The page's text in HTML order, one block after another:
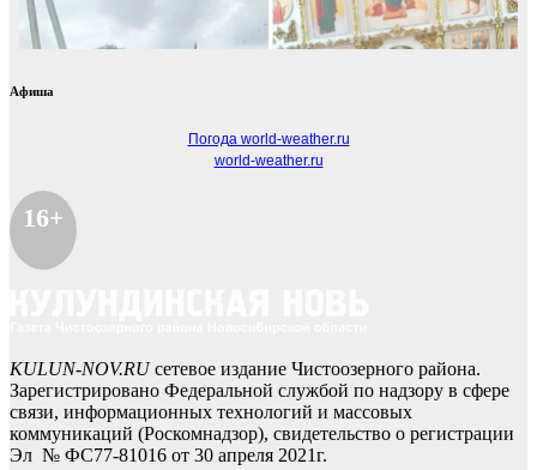
Афиша
Погода world-weather.ru
world-weather.ru
16+
KULUN-NOV.RUсетевое издание Чистоозерного района.
Зарегистрировано Федеральной службой по надзору в сфере
связи, информационных технологий и массовых
коммуникаций (Роскомнадзор), свидетельство о регистрации
Эл № ФС77-81016 от 30 апреля 2021г.